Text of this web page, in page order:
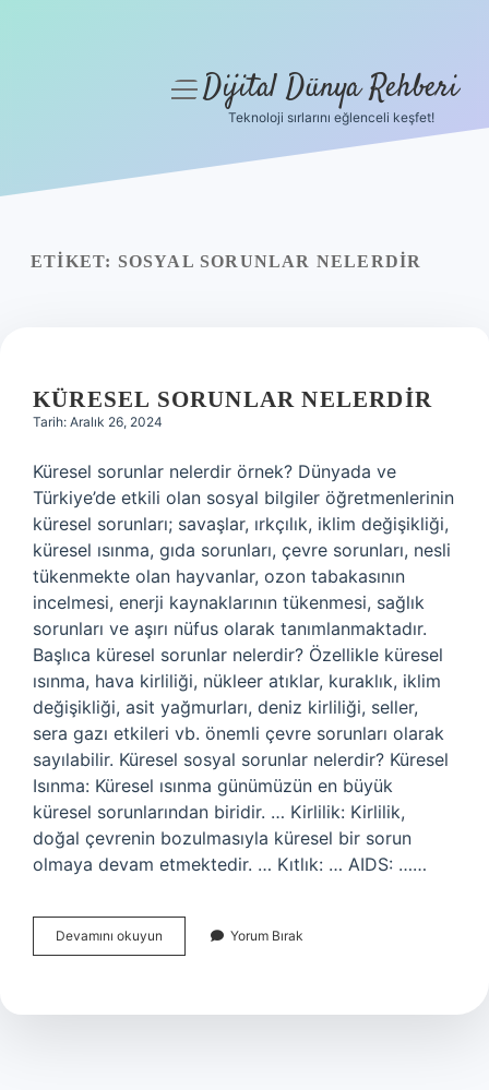
Yasal Uyarı
menüyüDijital Dünya Rehberi
Teknoloji sırlarını eğlenceli keşfet!
ETIKET: SOSYAL SORUNLAR NELERDIR
KÜRESEL SORUNLAR NELERDIR
Tarih: Aralık 26, 2024
Küresel sorunlar nelerdir örnek? Dünyada ve
Türkiye’de etkili olan sosyal bilgiler öğretmenlerinin
küresel sorunları; savaşlar, ırkçılık, iklim değişikliği,
küresel ısınma, gıda sorunları, çevre sorunları, nesli
tükenmekte olan hayvanlar, ozon tabakasının
incelmesi, enerji kaynaklarının tükenmesi, sağlık
sorunları ve aşırı nüfus olarak tanımlanmaktadır.
Başlıca küresel sorunlar nelerdir? Özellikle küresel
ısınma, hava kirliliği, nükleer atıklar, kuraklık, iklim
değişikliği, asit yağmurları, deniz kirliliği, seller,
sera gazı etkileri vb. önemli çevre sorunları olarak
sayılabilir. Küresel sosyal sorunlar nelerdir? Küresel
Isınma: Küresel ısınma günümüzün en büyük
küresel sorunlarından biridir. … Kirlilik: Kirlilik,
doğal çevrenin bozulmasıyla küresel bir sorun
olmaya devam etmektedir. … Kıtlık: … AIDS: ……
Devamını okuyun
Sorunlar
Yorum Bırak